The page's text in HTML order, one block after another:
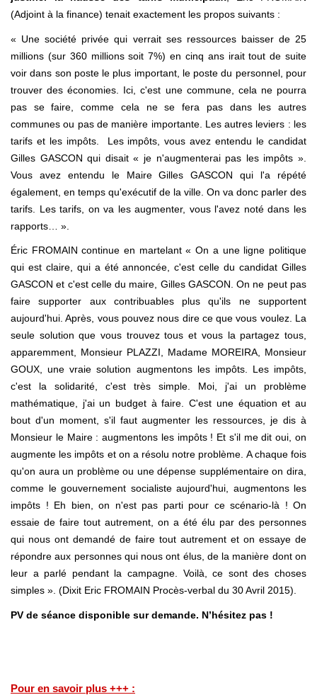
(Adjoint à la finance) tenait exactement les propos suivants :
« Une société privée qui verrait ses ressources baisser de 25
millions (sur 360 millions soit 7%) en cinq ans irait tout de suite
voir dans son poste le plus important, le poste du personnel, pour
trouver des économies. Ici, c'est une commune, cela ne pourra
pas se faire, comme cela ne se fera pas dans les autres
communes ou pas de manière importante. Les autres leviers : les
tarifs et les impôts. Les impôts, vous avez entendu le candidat
Gilles GASCON qui disait « je n'augmenterai pas les impôts ».
Vous avez entendu le Maire Gilles GASCON qui l'a répété
également, en temps qu'exécutif de la ville. On va donc parler des
tarifs. Les tarifs, on va les augmenter, vous l'avez noté dans les
rapports… ».
Éric FROMAIN continue en martelant « On a une ligne politique
qui est claire, qui a été annoncée, c'est celle du candidat Gilles
GASCON et c'est celle du maire, Gilles GASCON. On ne peut pas
faire supporter aux contribuables plus qu'ils ne supportent
aujourd'hui. Après, vous pouvez nous dire ce que vous voulez. La
seule solution que vous trouvez tous et vous la partagez tous,
apparemment, Monsieur PLAZZI, Madame MOREIRA, Monsieur
GOUX, une vraie solution augmentons les impôts. Les impôts,
c'est la solidarité, c'est très simple. Moi, j'ai un problème
mathématique, j'ai un budget à faire. C'est une équation et au
bout d'un moment, s'il faut augmenter les ressources, je dis à
Monsieur le Maire : augmentons les impôts ! Et s'il me dit oui, on
augmente les impôts et on a résolu notre problème. A chaque fois
qu'on aura un problème ou une dépense supplémentaire on dira,
comme le gouvernement socialiste aujourd'hui, augmentons les
impôts ! Eh bien, on n'est pas parti pour ce scénario-là ! On
essaie de faire tout autrement, on a été élu par des personnes
qui nous ont demandé de faire tout autrement et on essaye de
répondre aux personnes qui nous ont élus, de la manière dont on
leur a parlé pendant la campagne. Voilà, ce sont des choses
simples ». (Dixit Eric FROMAIN Procès-verbal du 30 Avril 2015).
PV de séance disponible sur demande. N’hésitez pas !
Pour en savoir plus +++ :